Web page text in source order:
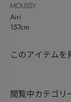
MOUSSY
Airi
157cm
このアイテム
閲覧中カテゴリ